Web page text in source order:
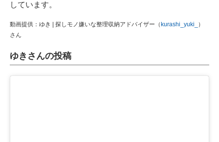
しています。
動画提供：ゆき | 探しモノ嫌いな整理収納アドバイザー（ kurashi_yuki_
）
さん
ゆきさんの投稿